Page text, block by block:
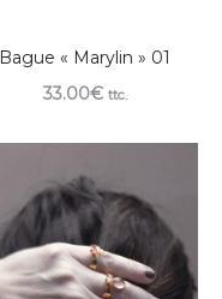
Bague « Marylin » 01
33.00€ ttc.